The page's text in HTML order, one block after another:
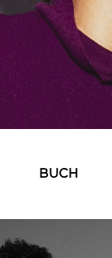
BUCH